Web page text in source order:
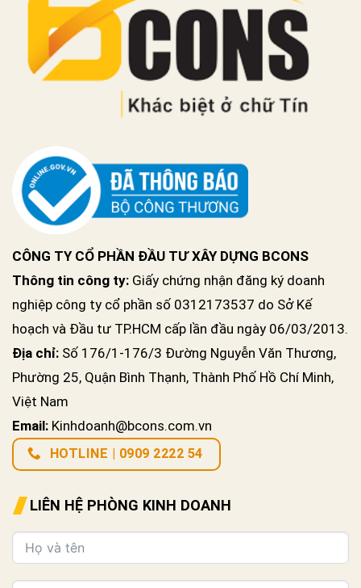
CÔNG TY CỔ PHẦN ĐẦU TƯ XÂY DỰNG BCONS
Thông tin công ty: Giấy chứng nhận đăng ký doanh
nghiệp công ty cổ phần số 0312173537 do Sở Kế
hoạch và Đầu tư TP.HCM cấp lần đầu ngày 06/03/2013.
Địa chỉ: Số 176/1-176/3 Đường Nguyễn Văn Thương,
Phường 25, Quận Bình Thạnh, Thành Phố Hồ Chí Minh,
Việt Nam
Email: Kinhdoanh@bcons.com.vn
HOTLINE | 0909 2222 54
LIÊN HỆ PHÒNG KINH DOANH